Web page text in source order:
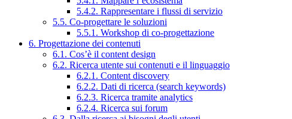
5.4.2. Rappresentare i flussi di servizio
5.5. Co-progettare le soluzioni
5.5.1. Workshop di co-progettazione
6. Progettazione dei contenuti
6.1. Cos’è il content design
6.2. Ricerca utente sui contenuti e il linguaggio
6.2.1. Content discovery
6.2.2. Dati di ricerca (search keywords)
6.2.3. Ricerca tramite analytics
6.2.4. Ricerca sui forum